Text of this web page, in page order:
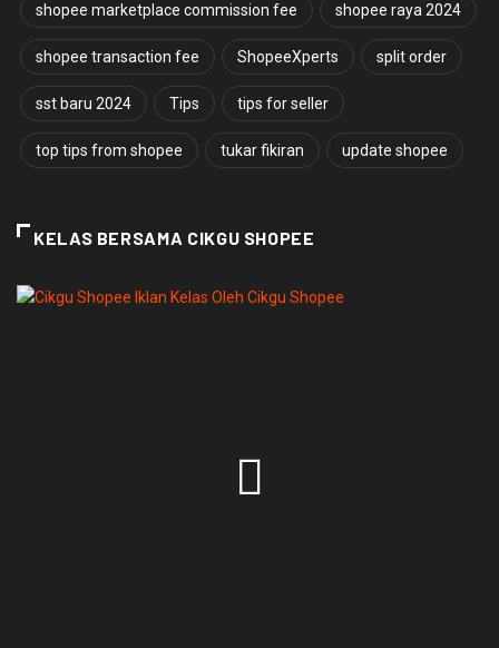
shopee marketplace commission fee shopee raya 2024
shopee transaction fee ShopeeXperts split order
sst baru 2024 Tips tips for seller
top tips from shopee tukar fikiran update shopee
KELAS BERSAMA CIKGU SHOPEE